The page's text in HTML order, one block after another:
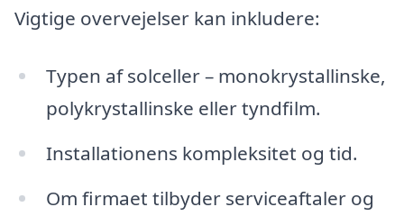
Vigtige overvejelser kan inkludere:
Typen af solceller – monokrystallinske,
polykrystallinske eller tyndfilm.
Installationens kompleksitet og tid.
Om firmaet tilbyder serviceaftaler og